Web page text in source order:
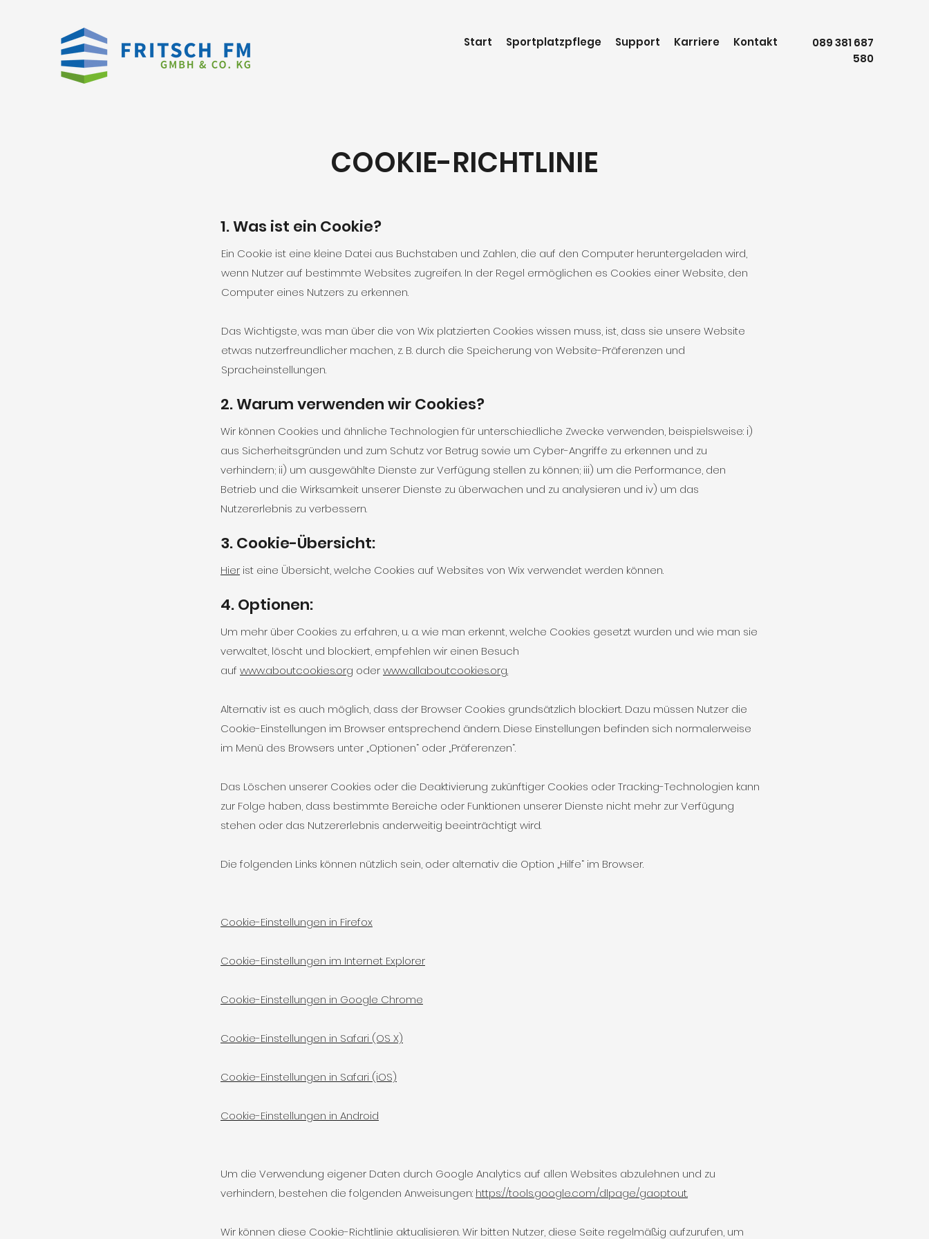
Start Sportplatzpflege Support Karriere Kontakt
089 381 687
580
COOKIE-RICHTLINIE
1. Was ist ein Cookie?
Ein Cookie ist eine kleine Datei aus Buchstaben und Zahlen, die auf den Computer heruntergeladen wird,
wenn Nutzer auf bestimmte Websites zugreifen. In der Regel ermöglichen es Cookies einer Website, den
Computer eines Nutzers zu erkennen.
Das Wichtigste, was man über die von Wix platzierten Cookies wissen muss, ist, dass sie unsere Website
etwas nutzerfreundlicher machen, z. B. durch die Speicherung von Website-Präferenzen und
Spracheinstellungen.
2. Warum verwenden wir Cookies?
Wir können Cookies und ähnliche Technologien für unterschiedliche Zwecke verwenden, beispielsweise: i)
aus Sicherheitsgründen und zum Schutz vor Betrug sowie um Cyber-Angriffe zu erkennen und zu
verhindern; ii) um ausgewählte Dienste zur Verfügung stellen zu können; iii) um die Performance, den
Betrieb und die Wirksamkeit unserer Dienste zu überwachen und zu analysieren und iv) um das
Nutzererlebnis zu verbessern.
3. Cookie-Übersicht:
Hier ist eine Übersicht, welche Cookies auf Websites von Wix verwendet werden können.
4. Optionen:
Um mehr über Cookies zu erfahren, u. a. wie man erkennt, welche Cookies gesetzt wurden und wie man sie
verwaltet, löscht und blockiert, empfehlen wir einen Besuch
auf www.aboutcookies.org oderwww.allaboutcookies.org.
Alternativ ist es auch möglich, dass der Browser Cookies grundsätzlich blockiert. Dazu müssen Nutzer die
Cookie-Einstellungen im Browser entsprechend ändern. Diese Einstellungen befinden sich normalerweise
im Menü des Browsers unter „Optionen“ oder „Präferenzen“.
Das Löschen unserer Cookies oder die Deaktivierung zukünftiger Cookies oder Tracking-Technologien kann
zur Folge haben, dass bestimmte Bereiche oder Funktionen unserer Dienste nicht mehr zur Verfügung
stehen oder das Nutzererlebnis anderweitig beeinträchtigt wird.
Die folgenden Links können nützlich sein, oder alternativ die Option „Hilfe“ im Browser.
Cookie-Einstellungen in Firefox
Cookie-Einstellungen im Internet Explorer
Cookie-Einstellungen in Google Chrome
Cookie-Einstellungen in Safari (OS X)
Cookie-Einstellungen in Safari (iOS)
Cookie-Einstellungen in Android
Um die Verwendung eigener Daten durch Google Analytics auf allen Websites abzulehnen und zu
verhindern, bestehen die folgenden Anweisungen: https://tools.google.com/dlpage/gaoptout.
Wir können diese Cookie-Richtlinie aktualisieren. Wir bitten Nutzer, diese Seite regelmäßig aufzurufen, um